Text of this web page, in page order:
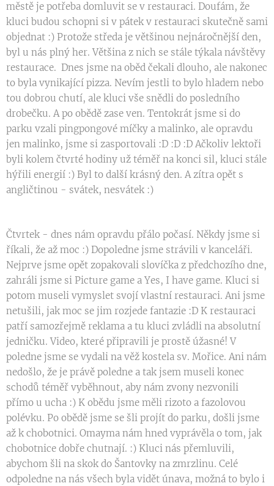
městě je potřeba domluvit se v restauraci. Doufám, že
kluci budou schopni si v pátek v restauraci skutečně sami
objednat :) Protože středa je většinou nejnáročnější den,
byl u nás plný her. Většina z nich se stále týkala návštěvy
restaurace. Dnes jsme na oběd čekali dlouho, ale nakonec
to byla vynikající pizza. Nevím jestli to bylo hladem nebo
tou dobrou chutí, ale kluci vše snědli do posledního
drobečku. A po obědě zase ven. Tentokrát jsme si do
parku vzali pingpongové míčky a malinko, ale opravdu
jen malinko, jsme si zasportovali :D :D :D Ačkoliv lektoři
byli kolem čtvrté hodiny už téměř na konci sil, kluci stále
hýřili energií :) Byl to další krásný den. A zítra opět s
angličtinou - svátek, nesvátek :)
Čtvrtek - dnes nám opravdu přálo počasí. Někdy jsme si
říkali, že až moc :) Dopoledne jsme strávili v kanceláři.
Nejprve jsme opět zopakovali slovíčka z předchozího dne,
zahráli jsme si Picture game a Yes, I have game. Kluci si
potom museli vymyslet svojí vlastní restauraci. Ani jsme
netušili, jak moc se jim rozjede fantazie :D K restauraci
patří samozřejmě reklama a tu kluci zvládli na absolutní
jedničku. Video, které připravili je prostě úžasné! V
poledne jsme se vydali na věž kostela sv. Mořice. Ani nám
nedošlo, že je právě poledne a tak jsem museli konec
schodů téměř vyběhnout, aby nám zvony nezvonili
přímo u ucha :) K obědu jsme měli rizoto a fazolovou
polévku. Po obědě jsme se šli projít do parku, došli jsme
až k chobotnici. Omayma nám hned vyprávěla o tom, jak
chobotnice dobře chutnají. :) Kluci nás přemluvili,
abychom šli na skok do Šantovky na zmrzlinu. Celé
odpoledne na nás všech byla vidět únava, možná to bylo i